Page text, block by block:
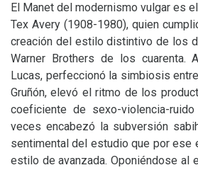
El Manet del modernismo vulgar es
Tex Avery (1908-1980), quien
creación del estilo distintivo de los
Warner Brothers de los cuarenta.
Lucas, perfeccionó la simbiosis
Gruñón, elevó el ritmo de los
coeficiente de sexo-violencia-
veces encabezó la subversión
sentimental del estudio que por ese
estilo de avanzada. Oponiéndose al